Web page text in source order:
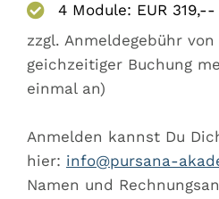
4 Module: EUR 319,--
zzgl. Anmeldegebühr
geichzeitiger Buchung
einmal an)
Anmelden kannst Du
hier: info@pursana-
Namen und